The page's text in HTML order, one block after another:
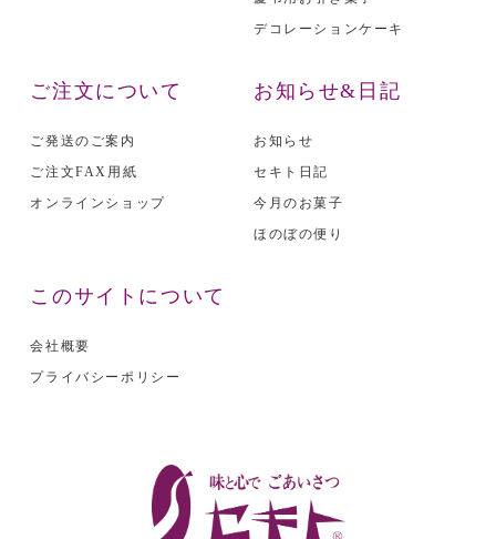
デコレーションケーキ
ご注文について
ご発送のご案内
ご注文FAX用紙
オンラインショップ
お知らせ&日記
お知らせ
セキト日記
今月のお菓子
ほのぼの便り
このサイトについて
会社概要
プライバシーポリシー